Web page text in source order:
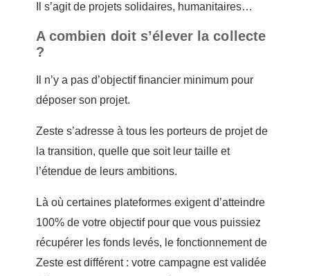
Il s’agit de projets solidaires, humanitaires…
A combien doit s’élever la collecte
?
Il n’y a pas d’objectif financier minimum pour
déposer son projet.
Zeste s’adresse à tous les porteurs de projet de
la transition, quelle que soit leur taille et
l’étendue de leurs ambitions.
Là où certaines plateformes exigent d’atteindre
100% de votre objectif pour que vous puissiez
récupérer les fonds levés, le fonctionnement de
Zeste est différent : votre campagne est validée